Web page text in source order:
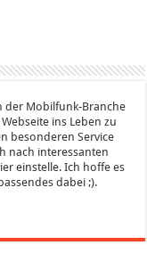
der Mobilfunk-Branche
ins Leben zu
besonderen Service
nach interessanten
einstelle. Ich hoffe es
dabei ;).